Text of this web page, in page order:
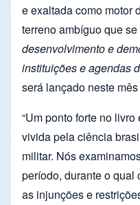
e exaltada como motor
terreno ambíguo que
desenvolvimento e
instituições e agendas
será lançado neste
“Um ponto forte no
vivida pela ciência
militar. Nós
período, durante o qual
as injunções e